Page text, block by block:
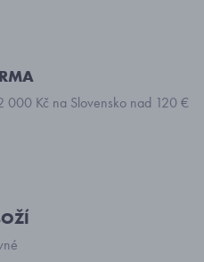
000 Kč na Slovensko nad 120 €